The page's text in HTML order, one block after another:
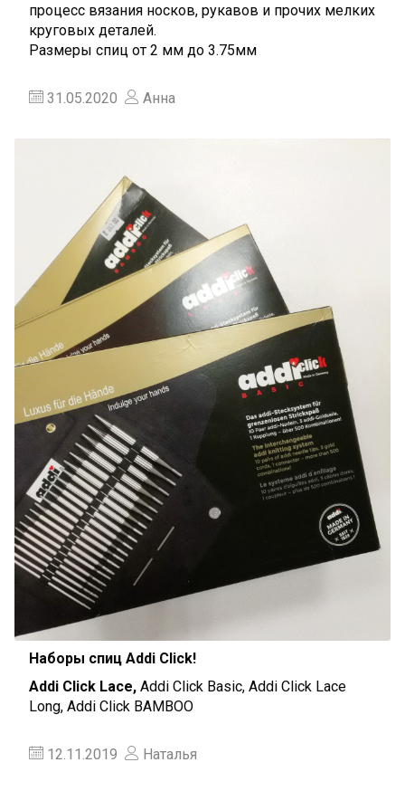
процесс вязания носков, рукавов и прочих мелких
круговых деталей.
Размеры спиц от 2 мм до 3.75мм
31.05.2020 Анна
Наборы спиц Addi Click!
Addi Click Lace, Addi Click Basic, Addi Сlick Lace
Long, Аddi Click BAMBOO
12.11.2019 Наталья